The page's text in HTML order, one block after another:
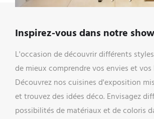
Inspirez-vous dans notre
L'occasion de découvrir différents
de mieux comprendre vos envies et vos
Découvrez nos cuisines d'exposition
et trouvez des idées déco. Envisagez
possibilités de matériaux et de coloris